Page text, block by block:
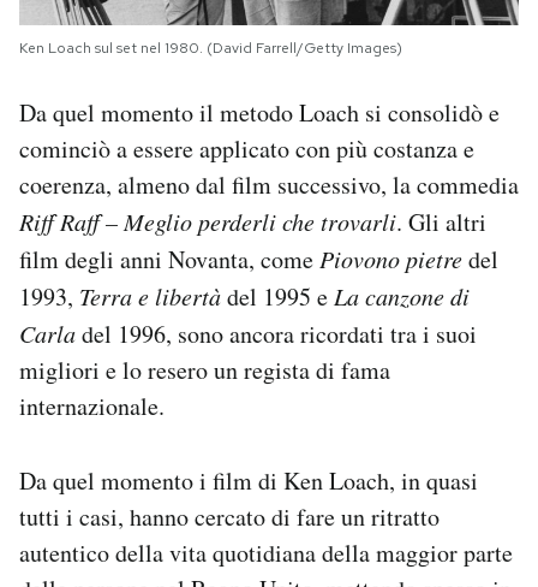
Ken Loach sul set nel 1980. (David Farrell/Getty Images)
Da quel momento il metodo Loach si consolidò e
cominciò a essere applicato con più costanza e
coerenza, almeno dal film successivo, la commedia
Riff Raff – Meglio perderli che trovarli. Gli altri
film degli anni Novanta, come Piovono pietredel
1993, Terra e libertàdel 1995 e La canzone di
Carladel 1996, sono ancora ricordati tra i suoi
migliori e lo resero un regista di fama
internazionale.
Da quel momento i film di Ken Loach, in quasi
tutti i casi, hanno cercato di fare un ritratto
autentico della vita quotidiana della maggior parte